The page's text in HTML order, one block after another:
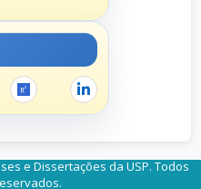
e Dissertações da USP. Todos